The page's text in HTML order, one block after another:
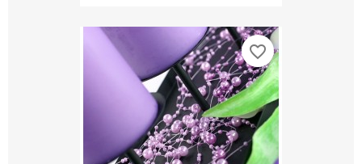
favorite_border